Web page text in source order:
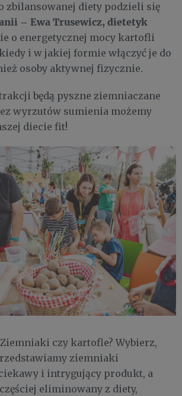
zbilansowanej diety podzieli się
– Ewa Trusewicz, dietetyk
o energetycznej mocy kartofli
i w jakiej formie włączyć je do
osoby aktywnej fizycznie.
będą pyszne ziemniaczane
wyrzutów sumienia możemy
diecie fit!
czy kartofle? Wybierz,
ziemniaki
i intrygujący produkt, a
eliminowany z diety,